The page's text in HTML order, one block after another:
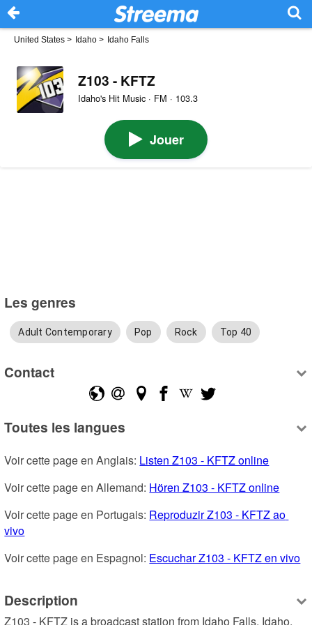
United States > Idaho > Idaho Falls
Z103 - KFTZ
Idaho's Hit Music · FM · 103.3
Jouer
Les genres
Adult Contemporary Pop Rock Top 40
Contact
Toutes les langues
Voir cette page en Anglais: Listen Z103 - KFTZ online
Voir cette page en Allemand: Hören Z103 - KFTZ online
Voir cette page en Portugais: Reproduzir Z103 - KFTZ ao
vivo
Voir cette page en Espagnol: Escuchar Z103 - KFTZ en vivo
Description
Z103 - KFTZ is a broadcast station from Idaho Falls, Idaho,